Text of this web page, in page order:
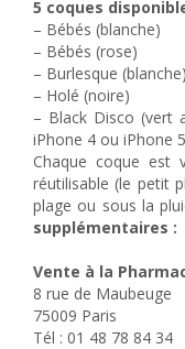
5 coques
– Bébés (blanche)
– Bébés (rose)
– Burlesque (blanche)
– Holé (noire)
– Black Disco (vert
iPhone 4 ou iPhone 5
Chaque coque est
réutilisable (le petit
plage ou sous la
supplémentaires :
Vente à la
8 rue de Maubeuge
75009 Paris
Tél : 01 48 78 84 34